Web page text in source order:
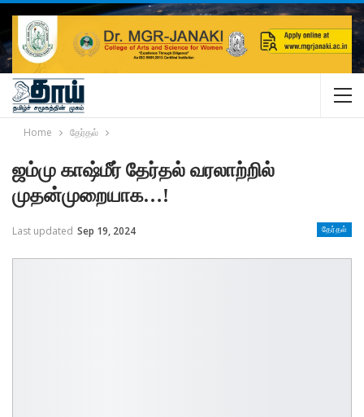
Home தேர்தல்
ஜம்மு காஷ்மீர் தேர்தல் வரலாற்றில்
முதன்முறையாக…!
தேர்தல்
Last updated Sep 19, 2024